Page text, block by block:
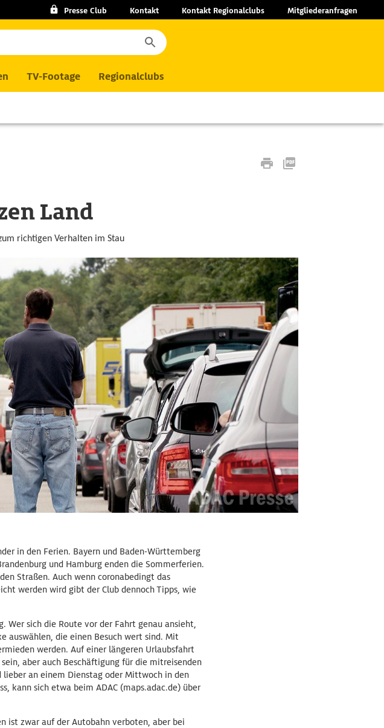
Presse Club Kontakt Kontakt Regionalclubs Mitgliederanfragen
TV-Footage Regionalclubs
Land
richtigen Verhalten im Stau
in den Ferien. Bayern und Baden-Württemberg
und Hamburg enden die Sommerferien.
Straßen. Auch wenn coronabedingt das
werden wird gibt der Club dennoch Tipps, wie
sich die Route vor der Fahrt genau ansieht,
auswählen, die einen Besuch wert sind. Mit
werden. Auf einer längeren Urlaubsfahrt
aber auch Beschäftigung für die mitreisenden
lieber an einem Dienstag oder Mittwoch in den
kann sich etwa beim ADAC (maps.adac.de) über
ist zwar auf der Autobahn verboten, aber bei